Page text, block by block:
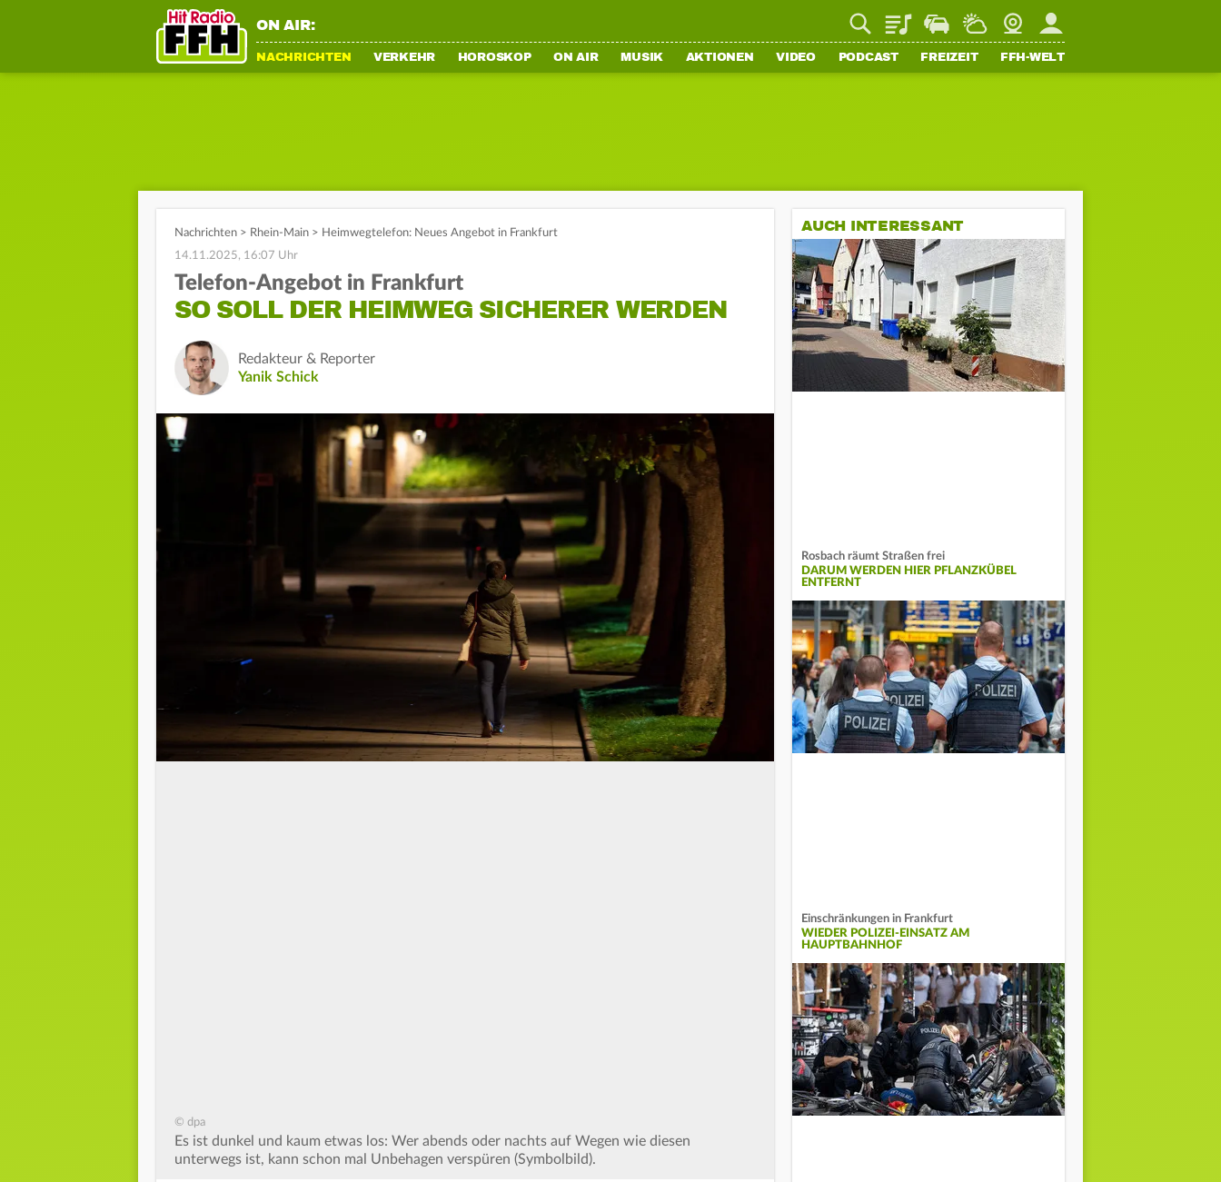
ON AIR: PlaylistStaupilotWetterWebcamMein FFH
NACHRICHTEN VERKEHR HOROSKOP ON AIR MUSIK AKTIONEN VIDEO PODCAST FREIZEIT FFH-WELT
Nachrichten > Rhein-Main > Heimwegtelefon: Neues Angebot in Frankfurt
14.11.2025, 16:07 Uhr
Telefon-Angebot in Frankfurt
SO SOLL DER HEIMWEG SICHERER WERDEN
Redakteur & Reporter
Yanik Schick
© dpa
Es ist dunkel und kaum etwas los: Wer abends oder nachts auf Wegen wie diesen
unterwegs ist, kann schon mal Unbehagen verspüren (Symbolbild).
AUCH INTERESSANT
Rosbach räumt Straßen frei
DARUM WERDEN HIER PFLANZKÜBEL
ENTFERNT
Einschränkungen in Frankfurt
WIEDER POLIZEI-EINSATZ AM
HAUPTBAHNHOF